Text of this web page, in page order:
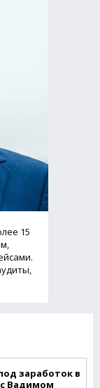
15
заработок в
Вадимом